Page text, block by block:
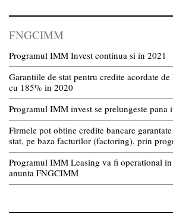
FNGCIMM
Programul IMM Invest continua si in 2021
Garantiile de stat pentru credite acordate
cu 185% in 2020
Programul IMM invest se prelungeste pana
Firmele pot obtine credite bancare
stat, pe baza facturilor (factoring), prin
Programul IMM Leasing va fi operational
anunta FNGCIMM